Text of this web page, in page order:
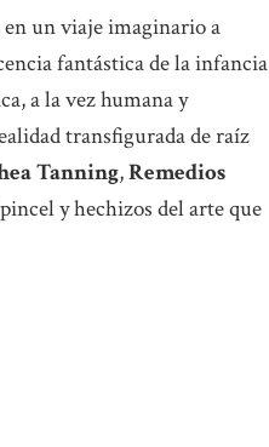
un viaje imaginario a
fantástica de la infancia
a la vez humana y
transfigurada de raíz
Tanning,Remedios
y hechizos del arte que